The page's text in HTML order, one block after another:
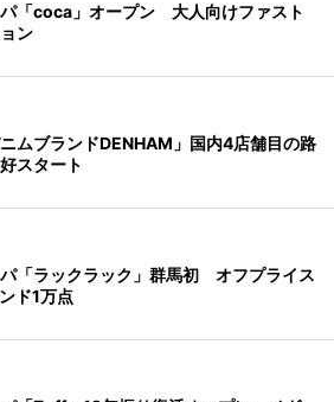
「coca」オープン 大人向けファスト
ン
ムブランドDENHAM」国内4店舗目の路
スタート
「ラックラック」群馬初 オフプライス
ド1万点